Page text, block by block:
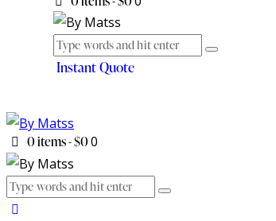
Instant Quote
0 items-$00